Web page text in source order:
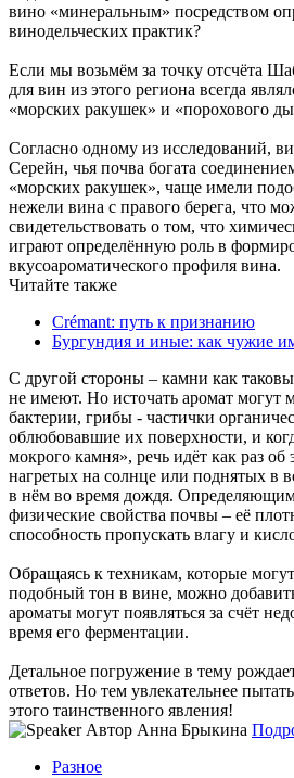
вино «минеральным» посредством
винодельческих практик?
Если мы возьмём за точку отсчёта
для вин из этого региона всегда
«морских ракушек» и «порохового
Согласно одному из исследований,
Серейн, чья почва богата
«морских ракушек», чаще имели
нежели вина с правого берега, что
свидетельствовать о том, что
играют определённую роль в
вкусоароматического профиля вина.
Читайте также
Crémant: путь к признанию
Бургундия и иные: как чужие
С другой стороны – камни как
не имеют. Но источать аромат могут
бактерии, грибы - частички
облюбовавшие их поверхности, и
мокрого камня», речь идёт как раз
нагретых на солнце или поднятых в
в нём во время дождя.
физические свойства почвы – её
способность пропускать влагу и
Обращаясь к техникам, которые
подобный тон в вине, можно
ароматы могут появляться за счёт
время его ферментации.
Детальное погружение в тему
ответов. Но тем увлекательнее
этого таинственного явления!
Автор Анна Брыкина
Разное